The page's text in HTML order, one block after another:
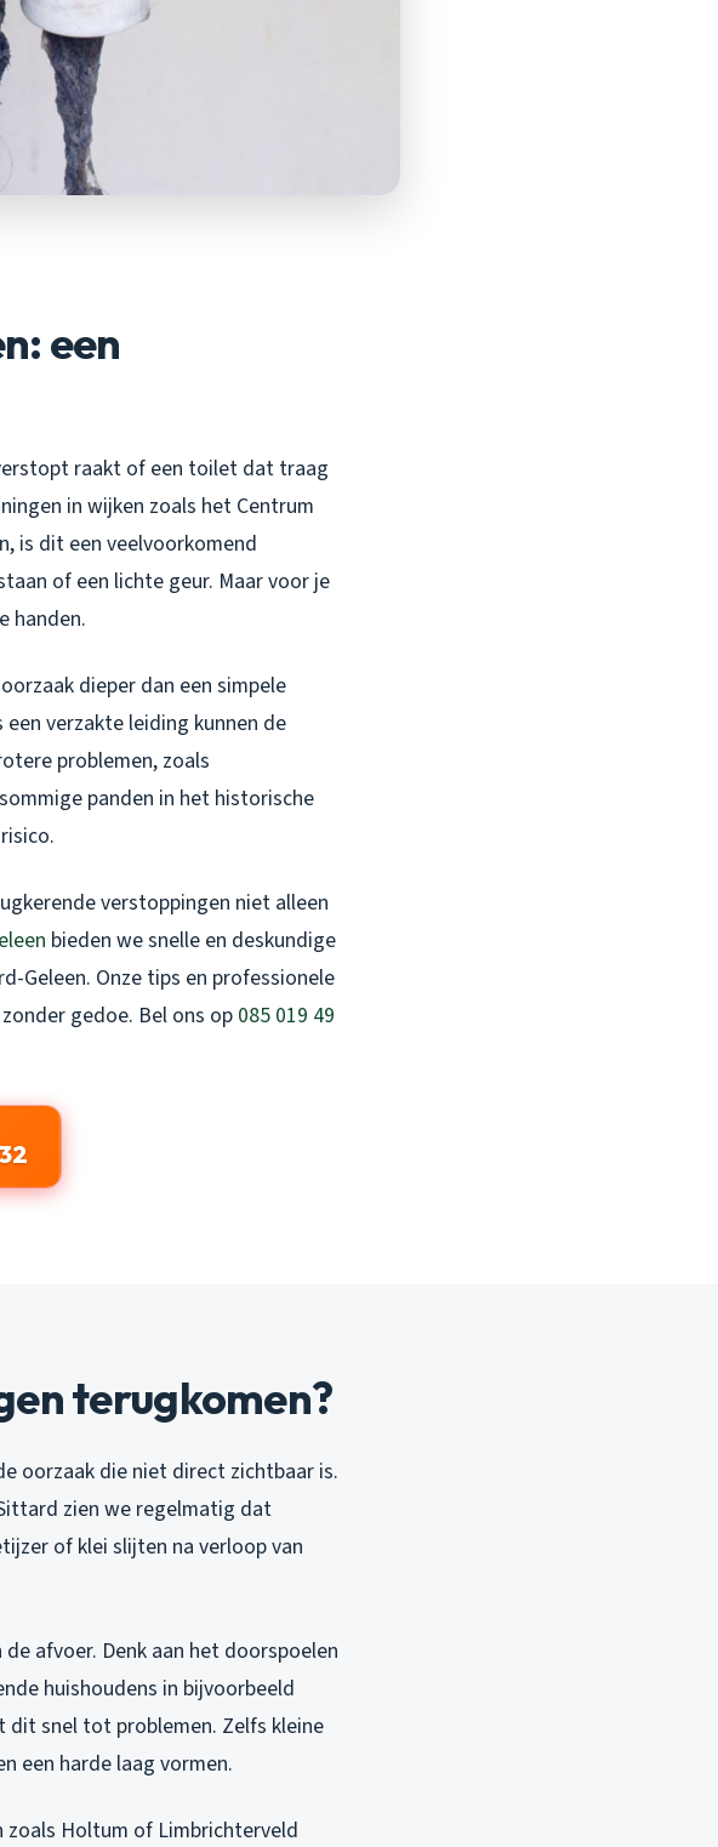
een
raakt of een toilet dat traag
in wijken zoals het Centrum
is dit een veelvoorkomend
of een lichte geur. Maar voor je
handen.
dieper dan een simpele
verzakte leiding kunnen de
problemen, zoals
panden in het historische
verstoppingen niet alleen
bieden we snelle en deskundige
Geleen. Onze tips en professionele
gedoe. Bel ons op085 019 49
terugkomen?
oorzaak die niet direct zichtbaar is.
zien we regelmatig dat
of klei slijten na verloop van
afvoer. Denk aan het doorspoelen
huishoudens in bijvoorbeeld
dit snel tot problemen. Zelfs kleine
een harde laag vormen.
zoals Holtum of Limbrichterveld